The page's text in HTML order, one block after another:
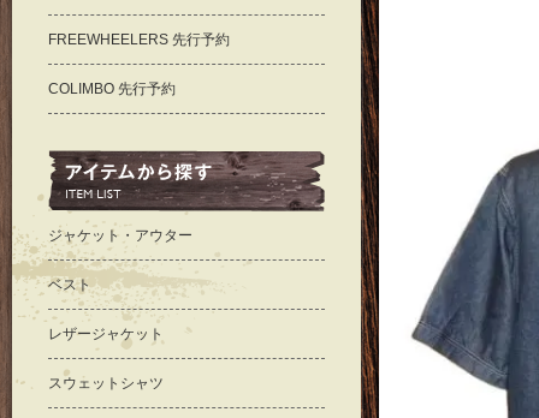
FREEWHEELERS 先行予約
COLIMBO 先行予約
ジャケット・アウター
ベスト
レザージャケット
スウェットシャツ